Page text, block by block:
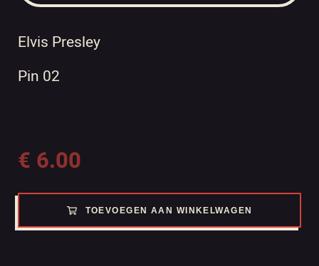
Elvis Presley
Pin 02
€ 6.00
TOEVOEGEN AAN WINKELWAGEN